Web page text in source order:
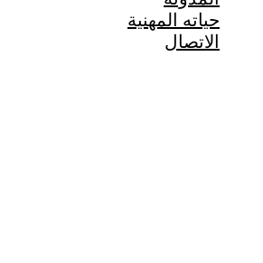
حياته المهنية
الاتصال